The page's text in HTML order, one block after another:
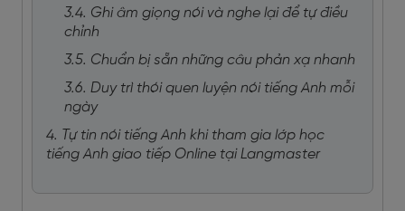
3.4. Ghi âm giọng nói và nghe lại để tự điều
chỉnh
3.5. Chuẩn bị sẵn những câu phản xạ nhanh
3.6. Duy trì thói quen luyện nói tiếng Anh mỗi
ngày
4. Tự tin nói tiếng Anh khi tham gia lớp học
tiếng Anh giao tiếp Online tại Langmaster